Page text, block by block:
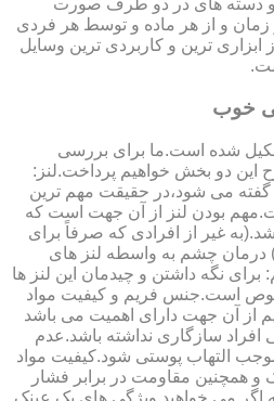
و از هر ماده و توسط هر فردی
ترین و کاربردی ترین وسایل
خوب
شده است.ما برای بررسی
دو بخش خواهیم پرداخت.لنز:
می شود،در حقیقت مهم ترین
بودن لنز از آن جهت است که
غیر از افرادی که صرفاً برای
درمان چشم به واسطه لنز های
نگه داشتن و چیدمان این لنز ها
است.جنس فریم و کیفیت مواد
از آن جهت دارای اهمیت می باشد
سازگاری نداشته باشد.عدم
التهاب پوستی شود.کیفیت مواد
و همچنین مقاومت در برابر فشار